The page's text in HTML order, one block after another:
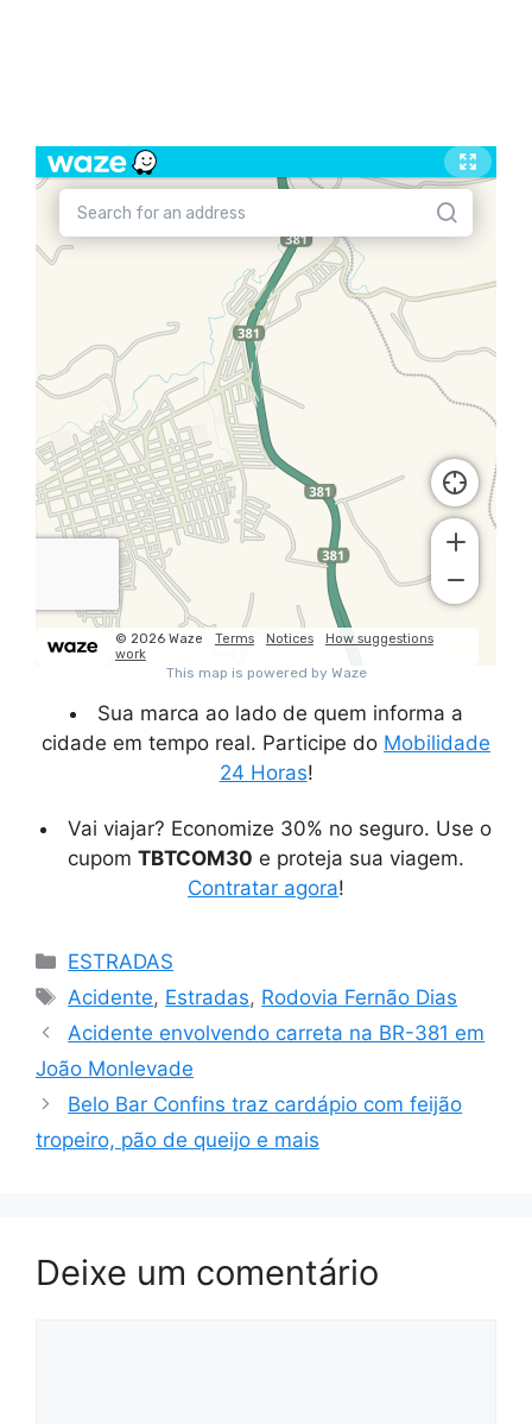
Sua marca ao lado de quem informa a
cidade em tempo real. Participe do Mobilidade
24 Horas!
Vai viajar? Economize 30% no seguro. Use o
cupom TBTCOM30 e proteja sua viagem.
Contratar agora!
Categorias
ESTRADAS
Tags
Acidente, Estradas, Rodovia Fernão Dias
Acidente envolvendo carreta na BR-381 em
João Monlevade
Belo Bar Confins traz cardápio com feijão
tropeiro, pão de queijo e mais
Deixe um comentário